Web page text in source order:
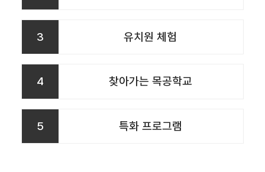
3 유치원 체험
4 찾아가는 목공학교
5 특화 프로그램